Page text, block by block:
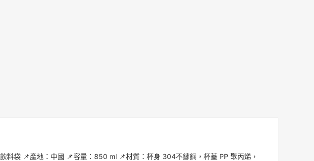
料袋 📌產地：中國 📌容量：850 ml 📌材質：杯身 304不鏽鋼，杯蓋 PP 聚丙烯，